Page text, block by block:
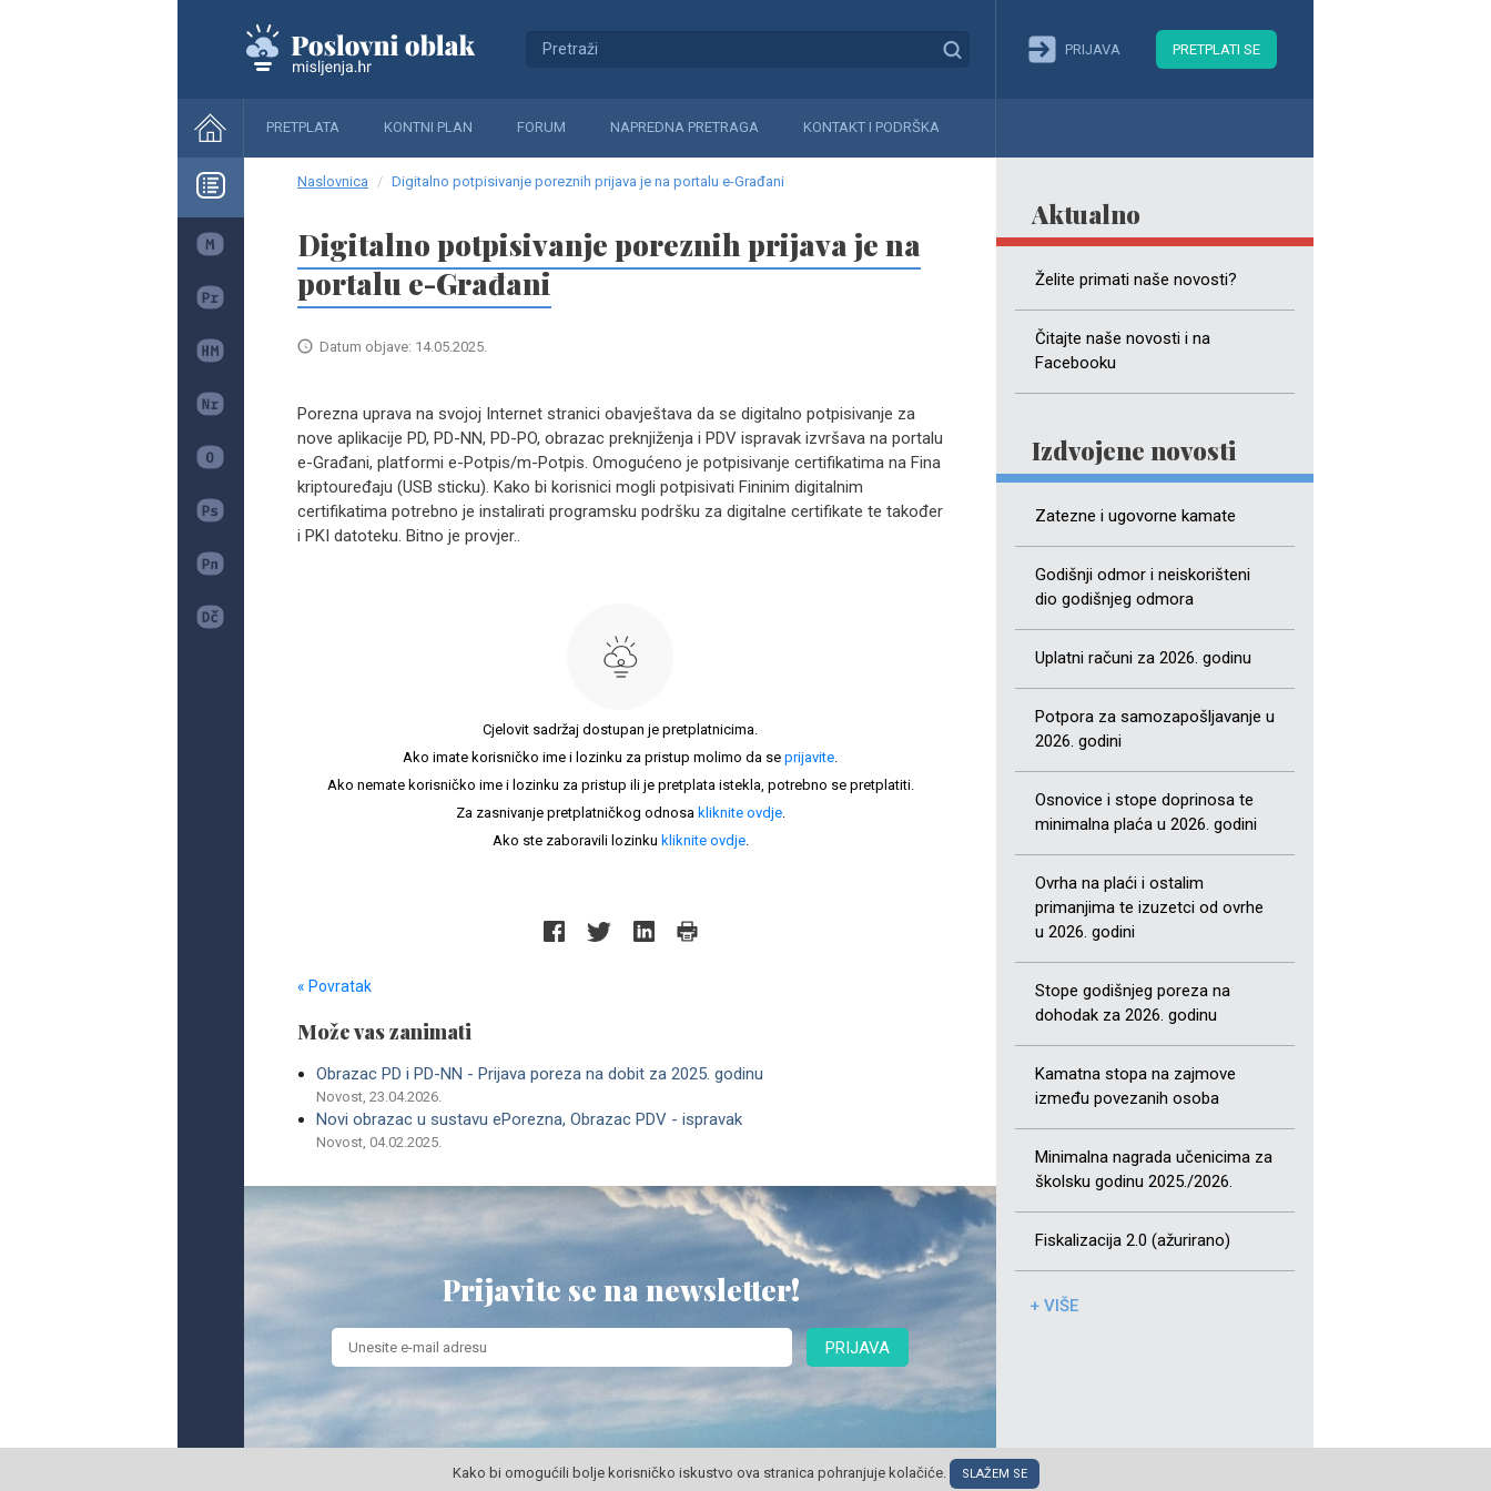
PRIJAVA PRETPLATI SE
PRETPLATA KONTNI PLAN FORUM NAPREDNA PRETRAGA KONTAKT I PODRŠKA
Aktualno
Želite primati naše novosti?
Čitajte naše novosti i na
Facebooku
Izdvojene novosti
Zatezne i ugovorne kamate
Godišnji odmor i neiskorišteni
dio godišnjeg odmora
Uplatni računi za 2026. godinu
Potpora za samozapošljavanje u
2026. godini
Osnovice i stope doprinosa te
minimalna plaća u 2026. godini
Ovrha na plaći i ostalim
primanjima te izuzetci od ovrhe
u 2026. godini
Stope godišnjeg poreza na
dohodak za 2026. godinu
Kamatna stopa na zajmove
između povezanih osoba
Minimalna nagrada učenicima za
školsku godinu 2025./2026.
Fiskalizacija 2.0 (ažurirano)
+ VIŠE
Naslovnica Digitalno potpisivanje poreznih prijava je na portalu e-Građani
Digitalno potpisivanje poreznih prijava je na
portalu e-Građani
Datum objave: 14.05.2025.
Porezna uprava na svojoj Internet stranici obavještava da se digitalno potpisivanje za
nove aplikacije PD, PD-NN, PD-PO, obrazac preknjiženja i PDV ispravak izvršava na portalu
e-Građani, platformi e-Potpis/m-Potpis. Omogućeno je potpisivanje certifikatima na Fina
kriptouređaju (USB sticku). Kako bi korisnici mogli potpisivati Fininim digitalnim
certifikatima potrebno je instalirati programsku podršku za digitalne certifikate te također
i PKI datoteku. Bitno je provjer..
Cjelovit sadržaj dostupan je pretplatnicima.
Ako imate korisničko ime i lozinku za pristup molimo da se prijavite.
Ako nemate korisničko ime i lozinku za pristup ili je pretplata istekla, potrebno se pretplatiti.
Za zasnivanje pretplatničkog odnosa kliknite ovdje.
Ako ste zaboravili lozinku kliknite ovdje.
« Povratak
Može vas zanimati
Obrazac PD i PD-NN - Prijava poreza na dobit za 2025. godinu
Novost, 23.04.2026.
Novi obrazac u sustavu ePorezna, Obrazac PDV - ispravak
Novost, 04.02.2025.
Prijavite se na newsletter!
PRIJAVA
© POSLOVNI OBLAK Sva prava pridržana
Kako bi omogućili bolje korisničko iskustvo ova stranica pohranjuje kolačiće. SLAŽEM SE